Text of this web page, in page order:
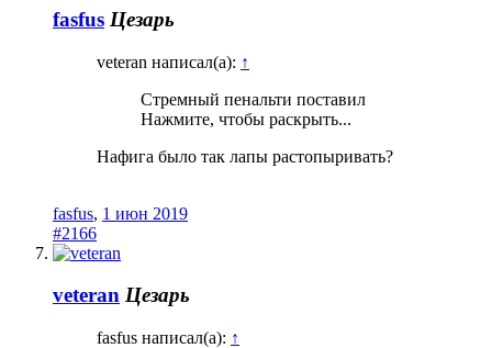
fasfus Цезарь
veteran написал(а): ↑
Стремный пенальти поставил
Нажмите, чтобы раскрыть...
Нафига было так лапы растопыривать?
fasfus, 1 июн 2019
#2166
veteran Цезарь
fasfus написал(а): ↑